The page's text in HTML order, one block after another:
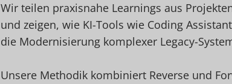
Wir teilen praxisnahe Learnings aus
und zeigen, wie KI-Tools wie Coding
die Modernisierung komplexer Legacy-
Unsere Methodik kombiniert Reverse und